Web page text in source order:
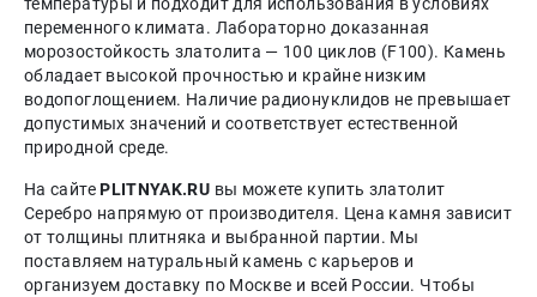
температуры и подходит для использования в условиях
переменного климата. Лабораторно доказанная
морозостойкость златолита — 100 циклов (F100). Камень
обладает высокой прочностью и крайне низким
водопоглощением. Наличие радионуклидов не превышает
допустимых значений и соответствует естественной
природной среде.
На сайтеPLITNYAK.RU вы можете купить златолит
Серебро напрямую от производителя. Цена камня зависит
от толщины плитняка и выбранной партии. Мы
поставляем натуральный камень с карьеров и
организуем доставку по Москве и всей России. Чтобы